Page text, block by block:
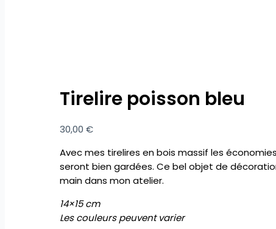
Tirelire poisson bleu
30,00 €
Avec mes tirelires en bois massif les
seront bien gardées. Ce bel objet de
main dans mon atelier.
14×15 cm
Les couleurs peuvent varier